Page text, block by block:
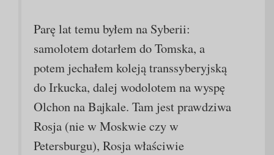
Parę lat temu byłem na Syberii:
samolotem dotarłem do Tomska, a
potem jechałem koleją transsyberyjską
do Irkucka, dalej wodolotem na wyspę
Olchon na Bajkale. Tam jest prawdziwa
Rosja (nie w Moskwie czy w
Petersburgu), Rosja właściwie